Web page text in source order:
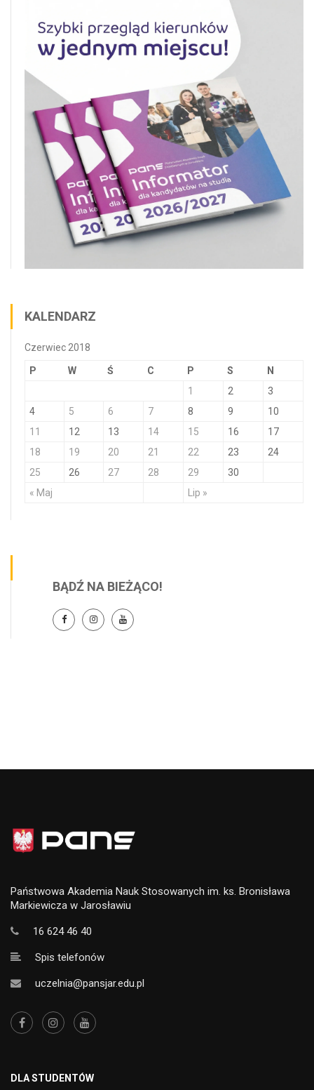
KALENDARZ
Czerwiec 2018
P W Ś C P S N
« Maj Lip »
1 2
3
4
5 6 7 8 9
10
11
12 13 14 15 16
17
18
19 20 21 22 23
24
25
26 27 28 29 30
BĄDŹ NA BIEŻĄCO!
Państwowa Akademia Nauk Stosowanych im. ks. Bronisława
Markiewicza w Jarosławiu
16 624 46 40
Spis telefonów
uczelnia@pansjar.edu.pl
DLA STUDENTÓW